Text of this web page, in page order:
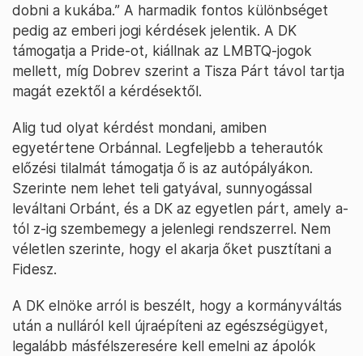
dobni a kukába.” A harmadik fontos különbséget
pedig az emberi jogi kérdések jelentik. A DK
támogatja a Pride-ot, kiállnak az LMBTQ-jogok
mellett, míg Dobrev szerint a Tisza Párt távol tartja
magát ezektől a kérdésektől.
Alig tud olyat kérdést mondani, amiben
egyetértene Orbánnal. Legfeljebb a teherautók
előzési tilalmát támogatja ő is az autópályákon.
Szerinte nem lehet teli gatyával, sunnyogással
leváltani Orbánt, és a DK az egyetlen párt, amely a-
tól z-ig szembemegy a jelenlegi rendszerrel. Nem
véletlen szerinte, hogy el akarja őket pusztítani a
Fidesz.
A DK elnöke arról is beszélt, hogy a kormányváltás
után a nulláról kell újraépíteni az egészségügyet,
legalább másfélszeresére kell emelni az ápolók